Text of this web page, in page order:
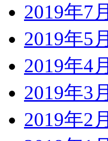
2019年7月
2019年5月
2019年4月
2019年3月
2019年2月